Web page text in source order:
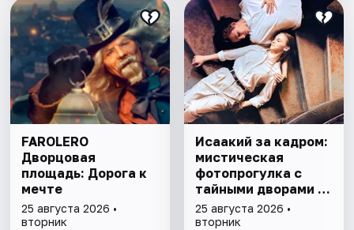
FAROLERO
Дворцовая
площадь: Дорога к
мечте
25 августа 2026 •
вторник
Исаакий за кадром:
мистическая
фотопрогулка с
тайными дворами и
колоннадой
25 августа 2026 •
вторник